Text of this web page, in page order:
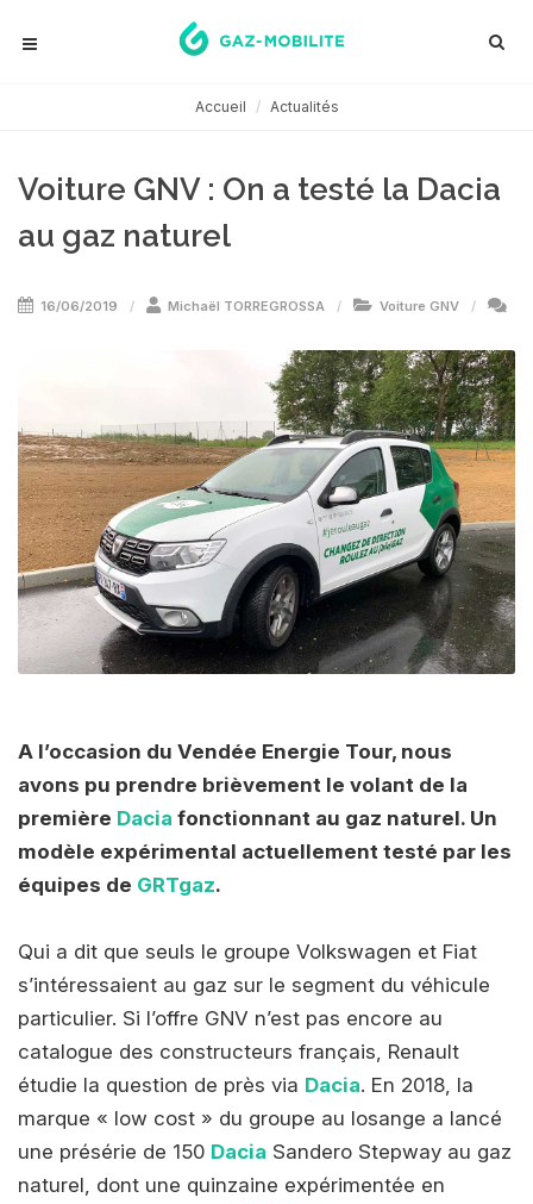
Accueil Actualités
Voiture GNV : On a testé la Dacia
au gaz naturel
16/06/2019 Michaël TORREGROSSA Voiture GNV
A l’occasion du Vendée Energie Tour, nous
avons pu prendre brièvement le volant de la
première Dacia fonctionnant au gaz naturel. Un
modèle expérimental actuellement testé par les
équipes de GRTgaz.
Qui a dit que seuls le groupe Volkswagen et Fiat
s’intéressaient au gaz sur le segment du véhicule
particulier. Si l’offre GNV n’est pas encore au
catalogue des constructeurs français, Renault
étudie la question de près via Dacia. En 2018, la
marque « low cost » du groupe au losange a lancé
une présérie de 150 Dacia Sandero Stepway au gaz
naturel, dont une quinzaine expérimentée en